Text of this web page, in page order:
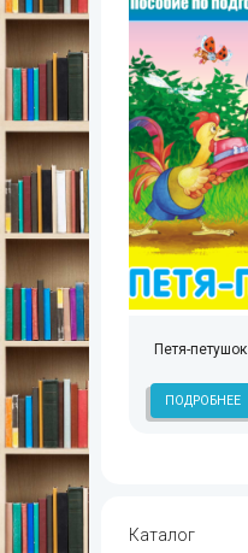
Петя-петушок
ПОДРОБНЕЕ
Каталог